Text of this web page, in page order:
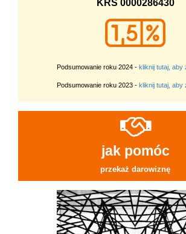
KRS 0000286430
Podsumowanie roku 2024 - kliknij tutaj, aby
Podsumowanie roku 2023 - kliknij tutaj, aby
jak pomóc
przekaż darowiznę